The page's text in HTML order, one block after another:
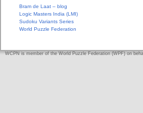
Bram de Laat – blog
Logic Masters India (LMI)
Sudoku Variants Series
World Puzzle Federation
WCPN is member of the World Puzzle Federation (WPF) on